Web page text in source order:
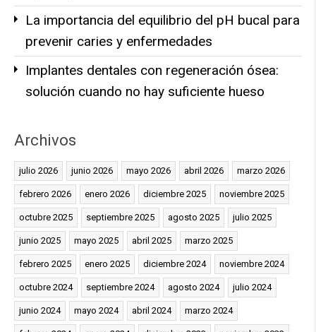
La importancia del equilibrio del pH bucal para
prevenir caries y enfermedades
Implantes dentales con regeneración ósea:
solución cuando no hay suficiente hueso
Archivos
julio 2026 junio 2026 mayo 2026 abril 2026 marzo 2026
febrero 2026 enero 2026 diciembre 2025 noviembre 2025
octubre 2025 septiembre 2025 agosto 2025 julio 2025
junio 2025 mayo 2025 abril 2025 marzo 2025
febrero 2025 enero 2025 diciembre 2024 noviembre 2024
octubre 2024 septiembre 2024 agosto 2024 julio 2024
junio 2024 mayo 2024 abril 2024 marzo 2024